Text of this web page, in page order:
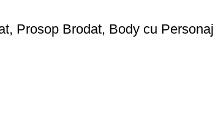
Prosop Brodat, Body cu